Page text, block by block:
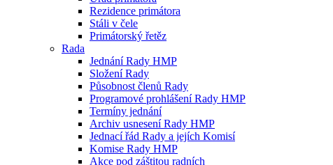
Rezidence primátora
Stáli v čele
Primátorský řetěz
Rada
Jednání Rady HMP
Složení Rady
Působnost členů Rady
Programové prohlášení Rady HMP
Termíny jednání
Archiv usnesení Rady HMP
Jednací řád Rady a jejích Komisí
Komise Rady HMP
Akce pod záštitou radních